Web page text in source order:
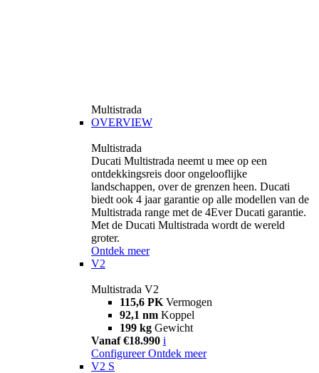
Multistrada
OVERVIEW
Multistrada
Ducati Multistrada neemt u mee op een
ontdekkingsreis door ongelooflijke
landschappen, over de grenzen heen. Ducati
biedt ook 4 jaar garantie op alle modellen van de
Multistrada range met de 4Ever Ducati garantie.
Met de Ducati Multistrada wordt de wereld
groter.
Ontdek meer
V2
Multistrada V2
115,6 PK Vermogen
92,1 nm Koppel
199 kg Gewicht
Vanaf €18.990 i
Configureer Ontdek meer
V2 S